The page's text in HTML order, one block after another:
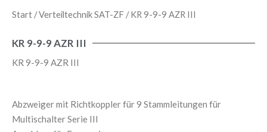
Start /Verteiltechnik SAT-ZF / KR 9-9-9 AZR III
KR 9-9-9 AZR III
KR 9-9-9 AZR III
Abzweiger mit Richtkoppler für 9 Stammleitungen für
Multischalter Serie III